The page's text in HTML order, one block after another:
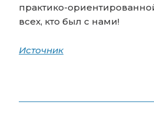
практико-
всех, кто был с нами!
Источник